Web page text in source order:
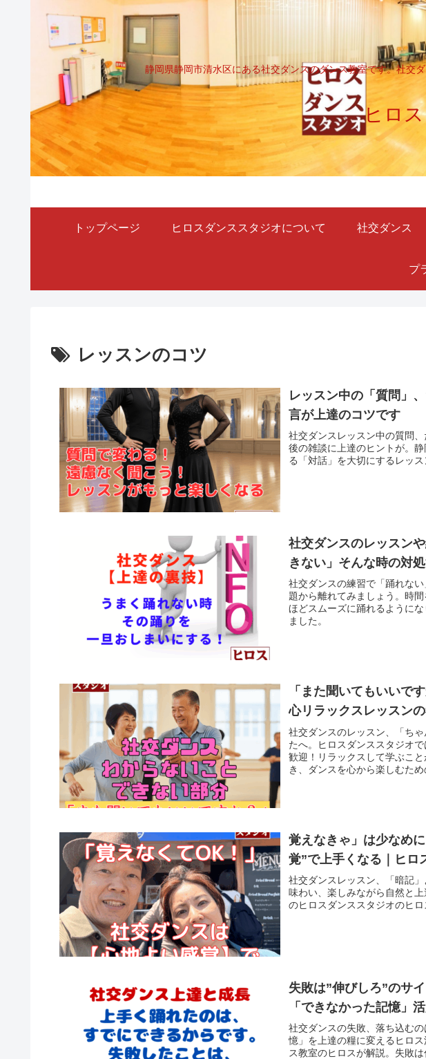
静岡県静岡市清水区にある社交ダンスのダンス教室です。社交
ヒロ
トップページ ヒロスダンススタジオについて 社交ダンス
プ
レッスンのコツ
レッスン中の「質問」
言が上達のコツです
社交ダンスレッスン中の質問
後の雑談に上達のヒントが。
る「対話」を大切にするレッス
社交ダンスのレッスン
きない」そんな時の対
社交ダンスの練習で「踊れな
題から離れてみましょう。時
ほどスムーズに踊れるように
ました。
「また聞いてもいいで
心リラックスレッスン
社交ダンスのレッスン、「ち
たへ。ヒロスダンススタジオ
歓迎！リラックスして学ぶこ
き、ダンスを心から楽しむた
覚えなきゃ」は少なめ
覚”で上手くなる｜ヒロ
社交ダンスレッスン、「暗記
味わい、楽しみながら自然と
のヒロスダンススタジオのヒロ
失敗は”伸びしろ”のサ
「できなかった記憶」
社交ダンスの失敗、落ち込む
憶」を上達の糧に変えるヒロ
ス教室のヒロスが解説。失敗